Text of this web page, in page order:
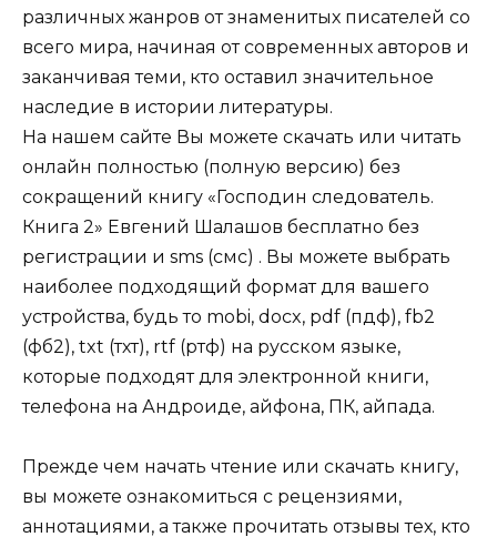
различных жанров от знаменитых писателей со
всего мира, начиная от современных авторов и
заканчивая теми, кто оставил значительное
наследие в истории литературы.
На нашем сайте Вы можете скачать или читать
онлайн полностью (полную версию) без
сокращений книгу «Господин следователь.
Книга 2» Евгений Шалашов бесплатно без
регистрации и sms (смс) . Вы можете выбрать
наиболее подходящий формат для вашего
устройства, будь то mobi, docx, pdf (пдф), fb2
(фб2), txt (тхт), rtf (ртф) на русском языке,
которые подходят для электронной книги,
телефона на Андроиде, айфона, ПК, айпада.
Прежде чем начать чтение или скачать книгу,
вы можете ознакомиться с рецензиями,
аннотациями, а также прочитать отзывы тех, кто